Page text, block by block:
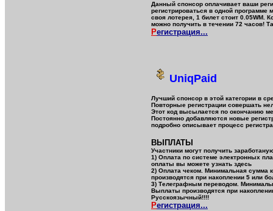
Данный спонсор оплачивает ваши
регистрироваться в одной программе
своя лотерея, 1 билет стоит 0.05WM.
можно получить в течении 72 часов!
Регистрация...
UniqPaid
Лучший спонсор в этой категории в
Повторные регистрации совершать
Этот код высылается по окончанию
Постоянно добавляются новые
подробно описывает процесс
ВЫПЛАТЫ
Участники могут получить
1) Оплата по системе электронных
оплаты вы можете узнать здесь
2) Оплата чеком. Минимальная сумма
производятся при накоплении 5 или
3) Телеграфным переводом.
Выплаты производятся при
Русскоязычный!!!!
Регистрация...